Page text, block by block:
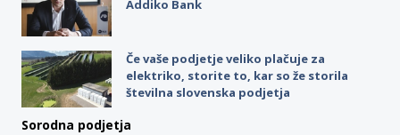
Addiko Bank
Če vaše podjetje veliko plačuje za
elektriko, storite to, kar so že storila
številna slovenska podjetja
Sorodna podjetja